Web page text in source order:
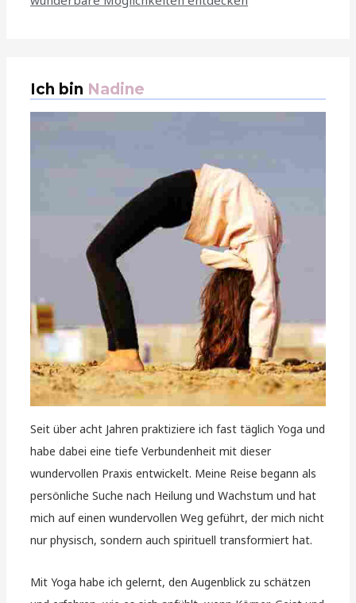
Ich bin Nadine
Seit über acht Jahren praktiziere ich fast täglich Yoga und
habe dabei eine tiefe Verbundenheit mit dieser
wundervollen Praxis entwickelt. Meine Reise begann als
persönliche Suche nach Heilung und Wachstum und hat
mich auf einen wundervollen Weg geführt, der mich nicht
nur physisch, sondern auch spirituell transformiert hat.
Mit Yoga habe ich gelernt, den Augenblick zu schätzen